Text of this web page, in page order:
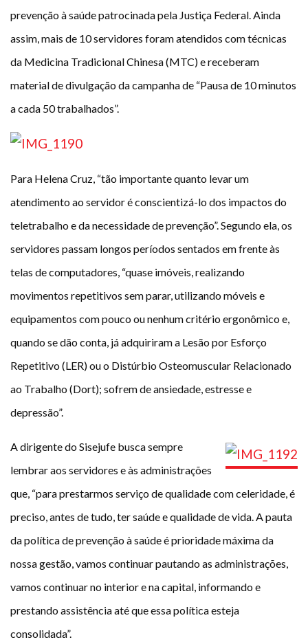
prevenção à saúde patrocinada pela Justiça Federal. Ainda
assim, mais de 10 servidores foram atendidos com técnicas
da Medicina Tradicional Chinesa (MTC) e receberam
material de divulgação da campanha de “Pausa de 10 minutos
a cada 50 trabalhados”.
Para Helena Cruz, “tão importante quanto levar um
atendimento ao servidor é conscientizá-lo dos impactos do
teletrabalho e da necessidade de prevenção”. Segundo ela, os
servidores passam longos períodos sentados em frente às
telas de computadores, “quase imóveis, realizando
movimentos repetitivos sem parar, utilizando móveis e
equipamentos com pouco ou nenhum critério ergonômico e,
quando se dão conta, já adquiriram a Lesão por Esforço
Repetitivo (LER) ou o Distúrbio Osteomuscular Relacionado
ao Trabalho (Dort); sofrem de ansiedade, estresse e
depressão”.
A dirigente do Sisejufe busca sempre
lembrar aos servidores e às administrações
que, “para prestarmos serviço de qualidade com celeridade, é
preciso, antes de tudo, ter saúde e qualidade de vida. A pauta
da política de prevenção à saúde é prioridade máxima da
nossa gestão, vamos continuar pautando as administrações,
vamos continuar no interior e na capital, informando e
prestando assistência até que essa política esteja
consolidada”.